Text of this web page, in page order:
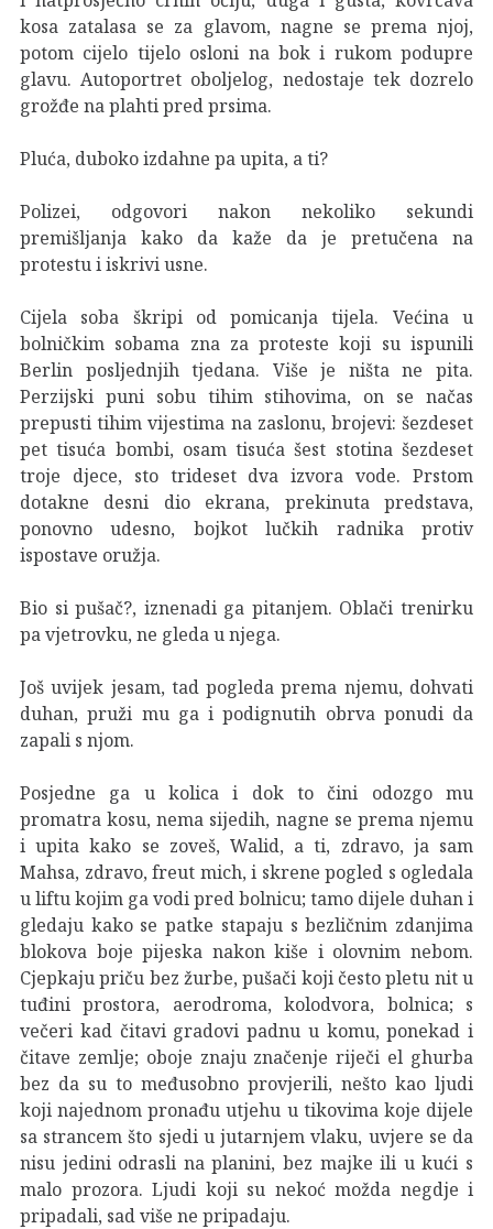
kosa zatalasa se za glavom, nagne se prema njoj,
potom cijelo tijelo osloni na bok i rukom podupre
glavu. Autoportret oboljelog, nedostaje tek dozrelo
grožđe na plahti pred prsima.
Pluća, duboko izdahne pa upita, a ti?
Polizei, odgovori nakon nekoliko sekundi
premišljanja kako da kaže da je pretučena na
protestu i iskrivi usne.
Cijela soba škripi od pomicanja tijela. Većina u
bolničkim sobama zna za proteste koji su ispunili
Berlin posljednjih tjedana. Više je ništa ne pita.
Perzijski puni sobu tihim stihovima, on se načas
prepusti tihim vijestima na zaslonu, brojevi: šezdeset
pet tisuća bombi, osam tisuća šest stotina šezdeset
troje djece, sto trideset dva izvora vode. Prstom
dotakne desni dio ekrana, prekinuta predstava,
ponovno udesno, bojkot lučkih radnika protiv
ispostave oružja.
Bio si pušač?, iznenadi ga pitanjem. Oblači trenirku
pa vjetrovku, ne gleda u njega.
Još uvijek jesam, tad pogleda prema njemu, dohvati
duhan, pruži mu ga i podignutih obrva ponudi da
zapali s njom.
Posjedne ga u kolica i dok to čini odozgo mu
promatra kosu, nema sijedih, nagne se prema njemu
i upita kako se zoveš, Walid, a ti, zdravo, ja sam
Mahsa, zdravo, freut mich, i skrene pogled s ogledala
u liftu kojim ga vodi pred bolnicu; tamo dijele duhan i
gledaju kako se patke stapaju s bezličnim zdanjima
blokova boje pijeska nakon kiše i olovnim nebom.
Cjepkaju priču bez žurbe, pušači koji često pletu nit u
tuđini prostora, aerodroma, kolodvora, bolnica; s
večeri kad čitavi gradovi padnu u komu, ponekad i
čitave zemlje; oboje znaju značenje riječi el ghurba
bez da su to međusobno provjerili, nešto kao ljudi
koji najednom pronađu utjehu u tikovima koje dijele
sa strancem što sjedi u jutarnjem vlaku, uvjere se da
nisu jedini odrasli na planini, bez majke ili u kući s
malo prozora. Ljudi koji su nekoć možda negdje i
pripadali, sad više ne pripadaju.